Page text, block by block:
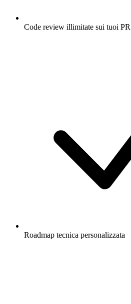
Code review illimitate sui tuoi PR
Roadmap tecnica personalizzata